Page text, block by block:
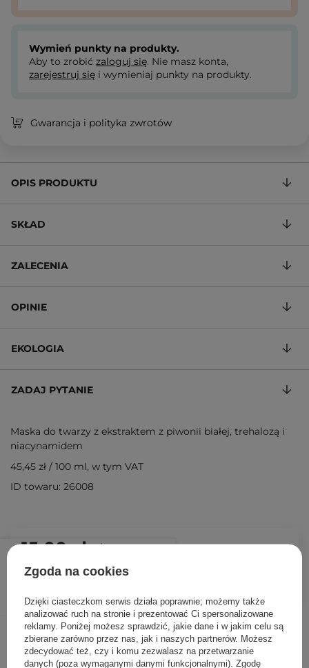
15,00 zł /szt.
Wymień punkty na produkty.
Aby to zrobić zaloguj się. Nie masz konta,
zarejestruj się i wymieniaj punkty na produkty.
Gwarancja i polityka zwrotów
OPIS PRODUKTU
SKŁAD
ZALECENIA
OPINIE
EKOLOGIA
ZADAJ PYTANIE
Maska do twarzy z ekstraktem z piwonii białej, trehalozą i
niacynamidem
45,45 zł / 100 ml, w tym VAT
ID towaru: 26008
Inni klienci sprawdzali również
Zgoda na cookies
Dzięki ciasteczkom serwis działa poprawnie; możemy także
analizować ruch na stronie i prezentować Ci spersonalizowane
reklamy. Poniżej możesz sprawdzić, jakie dane i w jakim celu są
zbierane zarówno przez nas, jak i naszych partnerów. Możesz
zdecydować też, czy i komu zezwalasz na przetwarzanie
danych (poza wymaganymi danymi funkcjonalnymi). Zgodę